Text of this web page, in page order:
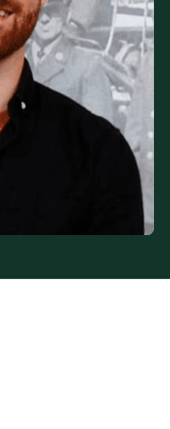
sèches (PPAS)
de tout niveau